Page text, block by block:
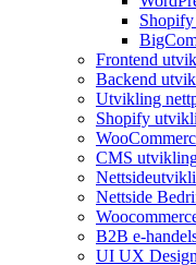
Frontend
Backend
Utvikling
Shopify
CMS
Nettside
B2B e-
UI UX Design
Nettdesignkonsulent
Hvit etikett
E-
Woocommerce
Shopify utvikling
WooCommerce